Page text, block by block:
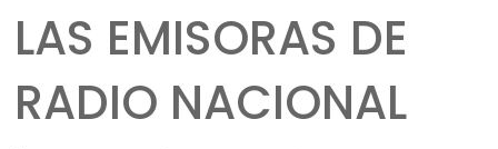
LAS EMISORAS DE
RADIO NACIONAL